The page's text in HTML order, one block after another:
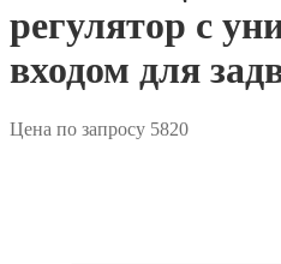
регулятор с
входом для
Цена по запросу 5820